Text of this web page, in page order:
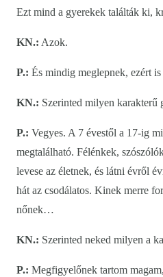
Ezt mind a gyerekek találták ki,
KN.: Azok.
P.: És mindig meglepnek, ezért
KN.: Szerinted milyen karakterű
P.: Vegyes. A 7 évestől a 17-ig
megtalálható. Félénkek,
levese az életnek, és látni évről
hát az csodálatos. Kinek merre
nőnek…
KN.: Szerinted neked milyen a
P.: Megfigyelőnek tartom